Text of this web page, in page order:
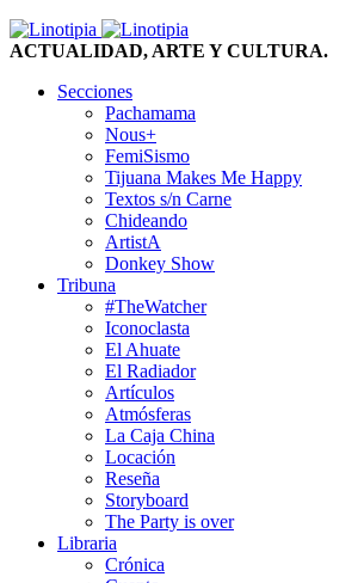
ACTUALIDAD, ARTE Y CULTURA.
Secciones
Pachamama
Nous+
FemiSismo
Tijuana Makes Me Happy
Textos s/n Carne
Chideando
ArtistA
Donkey Show
Tribuna
#TheWatcher
Iconoclasta
El Ahuate
El Radiador
Artículos
Atmósferas
La Caja China
Locación
Reseña
Storyboard
The Party is over
Libraria
Crónica